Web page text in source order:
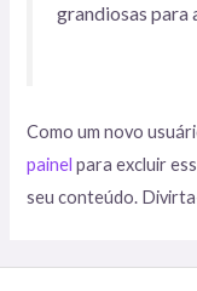
grandiosas para
Como um novo
painel para excluir
seu conteúdo.